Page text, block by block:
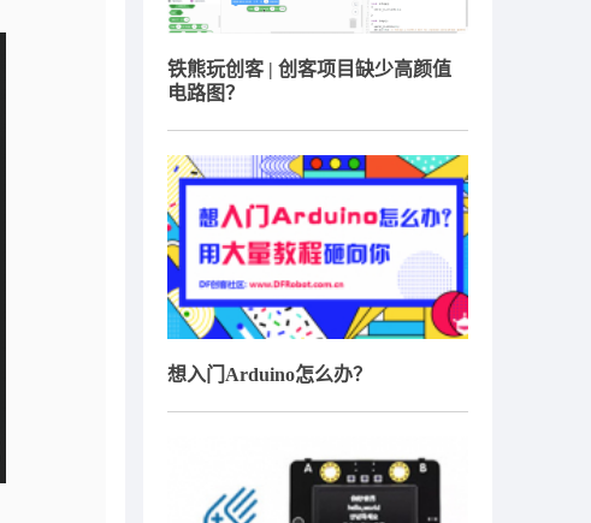
铁熊玩创客 | 创客项目缺少高颜值
电路图？
想入门Arduino怎么办？